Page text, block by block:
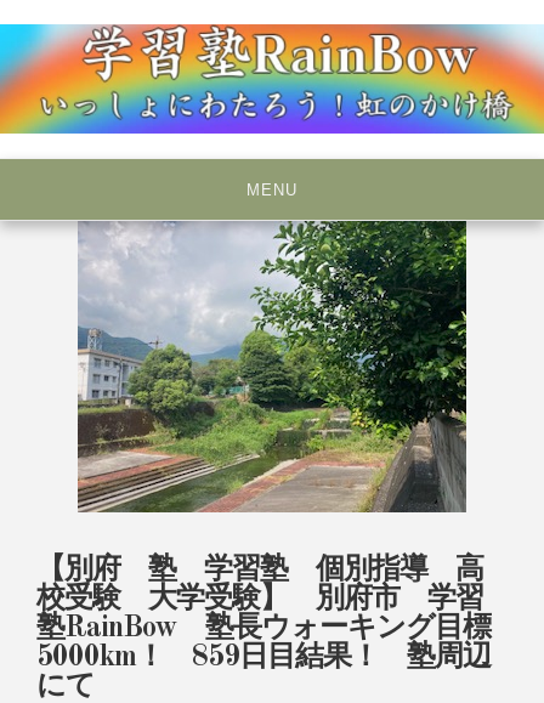
to
content
学習塾RainBow
MENU
【別府 塾 学習塾 個別指導 高
校受験 大学受験】 別府市 学習
塾RainBow 塾長ウォーキング目標
5000km！ 859日目結果！ 塾周辺
にて